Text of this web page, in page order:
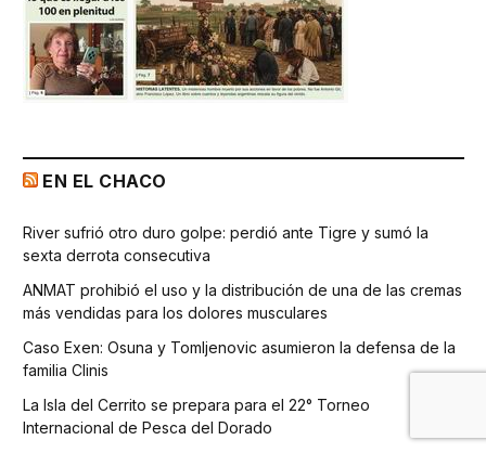
EN EL CHACO
River sufrió otro duro golpe: perdió ante Tigre y sumó la
sexta derrota consecutiva
ANMAT prohibió el uso y la distribución de una de las cremas
más vendidas para los dolores musculares
Caso Exen: Osuna y Tomljenovic asumieron la defensa de la
familia Clinis
La Isla del Cerrito se prepara para el 22° Torneo
Internacional de Pesca del Dorado